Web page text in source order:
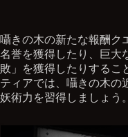
囁きの木の新たな報酬ク
名誉を獲得したり、巨大
敗」を獲得したりするこ
ティアでは、囁きの木の
妖術力を習得しましょう。